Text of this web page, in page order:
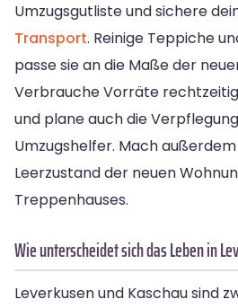
Umzugsgutliste und sichere
Transport. Reinige Teppiche
passe sie an die Maße der
Verbrauche Vorräte
und plane auch die
Umzugshelfer. Mach
Leerzustand der neuen
Treppenhauses.
Wie unterscheidet sich das Leben in
Leverkusen und Kaschau sind